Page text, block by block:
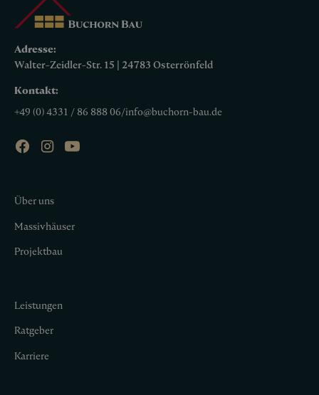
Adresse:
Walter-Zeidler-Str. 15 | 24783 Osterrönfeld
Kontakt:
+49 (0) 4331 / 86 888 06/info@buchorn-bau.de
Über uns
Massivhäuser
Projektbau
Leistungen
Ratgeber
Karriere